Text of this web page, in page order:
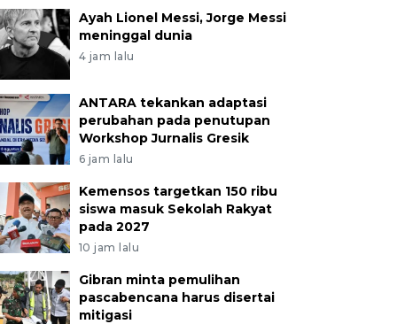
Ayah Lionel Messi, Jorge Messi
meninggal dunia
4 jam lalu
ANTARA tekankan adaptasi
perubahan pada penutupan
Workshop Jurnalis Gresik
6 jam lalu
Kemensos targetkan 150 ribu
siswa masuk Sekolah Rakyat
pada 2027
10 jam lalu
Gibran minta pemulihan
pascabencana harus disertai
mitigasi